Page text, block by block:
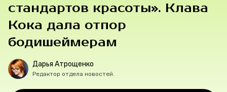
Мерч
О компании
Рубрики
стандартов красоты». Клава
Кока дала отпор
бодишеймерам
Дарья Атрощенко
Редактор отдела новостей.